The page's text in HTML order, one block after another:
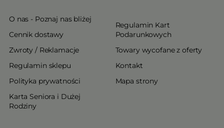
O nas - Poznaj nas bliżej
Cennik dostawy
Zwroty / Reklamacje
Regulamin sklepu
Polityka prywatności
Karta Seniora i Dużej
Rodziny
Regulamin Kart
Podarunkowych
Towary wycofane z oferty
Kontakt
Mapa strony